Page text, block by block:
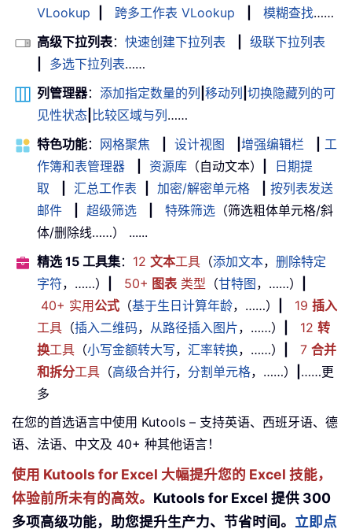
VLookup
跨多工作表 VLookup 模糊查找……
高级下拉列表： 快速创建下拉列表
级联下拉列表
多选下拉列表……
列管理器： 添加指定数量的列 移动列 切换隐藏列的可
见性状态 比较区域与列 ……
特色功能： 网格聚焦 设计视图 增强编辑栏
工
作簿和表管理器
资源库 （自动文本）
日期提
取
汇总工作表 加密/解密单元格
按列表发送
邮件
超级筛选 特殊筛选 （筛选粗体单元格/斜
体/删除线……） ......
精选 15 工具集： 12 文本工具 （添加文本， 删除特定
字符，……） 50+ 图表类型 （甘特图 ，……）
40+ 实用公式 （基于生日计算年龄，……） 19 插入
工具 （插入二维码， 从路径插入图片，……） 12 转
换工具 （小写金额转大写， 汇率转换，……） 7 合并
和拆分工具 （高级合并行， 分割单元格，……）
……更
多
在您的首选语言中使用 Kutools – 支持英语、西班牙语、德
语、法语、中文及 40+ 种其他语言！
使用 Kutools for Excel 大幅提升您的 Excel 技能，
体验前所未有的高效。 Kutools for Excel 提供 300
多项高级功能，助您提升生产力、节省时间。 立即点